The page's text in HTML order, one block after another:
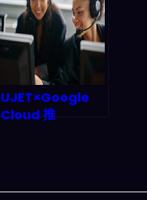
潮？
UJET×Google
Cloud 推